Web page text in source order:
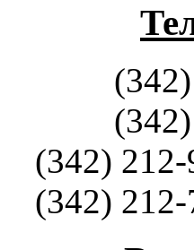
(342)
(342)